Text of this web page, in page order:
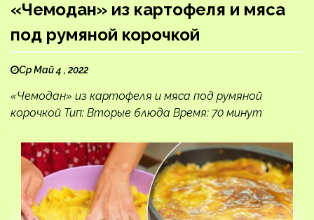
«Чемодан» из картофеля и мяса
под румяной корочкой
Ср Май 4 , 2022
«Чемодан» из картофеля и мяса под румяной
корочкой Тип: Вторые блюда Время: 70 минут